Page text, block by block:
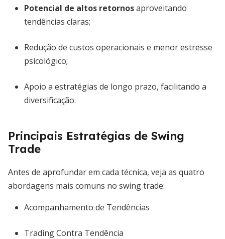
Potencial de altos retornosaproveitando
tendências claras;
Redução de custos operacionais e menor estresse
psicológico;
Apoio a estratégias de longo prazo, facilitando a
diversificação.
Principais Estratégias de Swing
Trade
Antes de aprofundar em cada técnica, veja as quatro
abordagens mais comuns no swing trade:
Acompanhamento de Tendências
Trading Contra Tendência